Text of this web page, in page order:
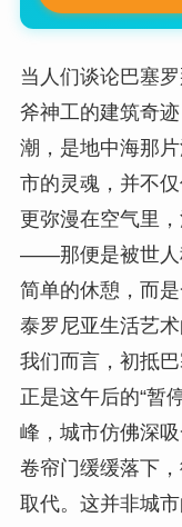
当人们谈论巴塞
斧神工的建筑奇
潮，是地中海那
市的灵魂，并不
更弥漫在空气里
——那便是被世人
简单的休憩，而
泰罗尼亚生活艺
我们而言，初抵
正是这午后的“暂
峰，城市仿佛深
卷帘门缓缓落下
取代。这并非城